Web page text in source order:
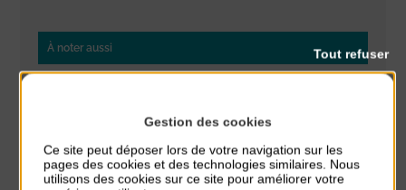
À noter aussi
Stretching
du 3 Août au 7 Août
Gestion des cookies
Ce site peut déposer lors de votre navigation sur les
pages des cookies et des technologies similaires. Nous
utilisons des cookies sur ce site pour améliorer votre
Tout refuser